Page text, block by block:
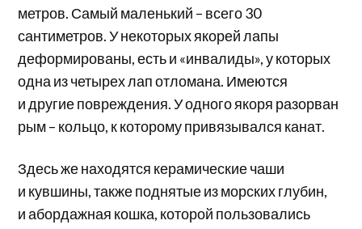
метров. Самый маленький – всего 30
сантиметров. У некоторых якорей лапы
деформированы, есть и «инвалиды», у которых
одна из четырех лап отломана. Имеются
и другие повреждения. У одного якоря разорван
рым – кольцо, к которому привязывался канат.
Здесь же находятся керамические чаши
и кувшины, также поднятые из морских глубин,
и абордажная кошка, которой пользовались